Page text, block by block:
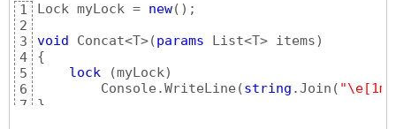
1
2
3
4
5
6
7
Lock myLock = new( ) ;
void
Concat<T>(params List<T> items)
{
lock
(myLock)
        Console.WriteLine
(string .Join (
}